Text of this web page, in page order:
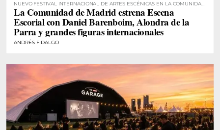
NUEVO FESTIVAL INTERNACIONAL DE ARTES ESCÉNICAS EN LA COMUNIDAD
DE MADRID
La Comunidad de Madrid estrena Escena
Escorial con Daniel Barenboim, Alondra de la
Parra y grandes figuras internacionales
ANDRÉS FIDALGO